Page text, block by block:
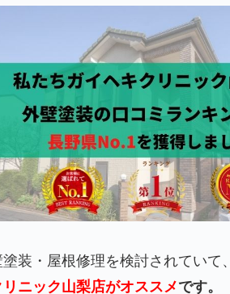
装・屋根修理を検討されていて、
ニック山梨店がオススメです。